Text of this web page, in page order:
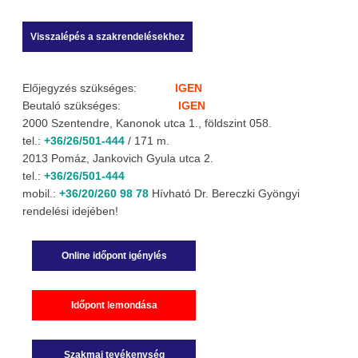
Előjegyzés szükséges: IGEN
Beutaló szükséges: IGEN
2000 Szentendre, Kanonok utca 1., földszint 058.
tel.: +36/26/501-444 / 171 m.
2013 Pomáz, Jankovich Gyula utca 2.
tel.: +36/26/501-444
mobil.: +36/20/260 98 78 Hívható Dr. Bereczki Gyöngyi
rendelési idejében!